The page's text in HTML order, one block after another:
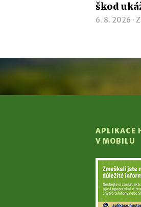
škod
6. 8. 2026 ·
APLIKACE
V MOBILU